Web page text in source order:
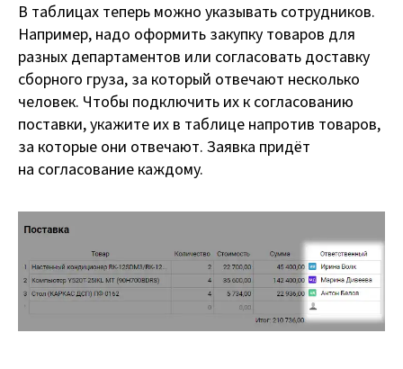
В таблицах теперь можно указывать сотрудников.
Например, надо оформить закупку товаров для
разных департаментов или согласовать доставку
сборного груза, за который отвечают несколько
человек. Чтобы подключить их к согласованию
поставки, укажите их в таблице напротив товаров,
за которые они отвечают. Заявка придёт
на согласование каждому.